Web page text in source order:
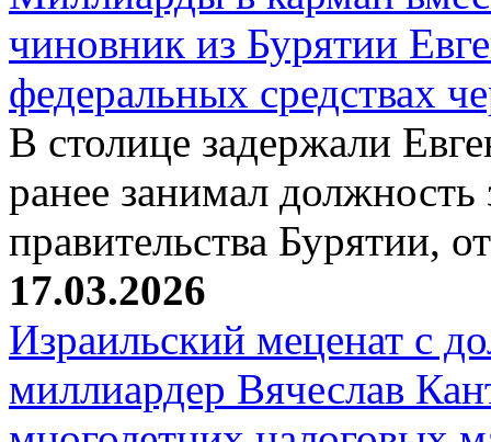
чиновник из Бурятии
федеральных средствах
В столице задержали
ранее занимал должность
правительства Бурятии,
17.03.2026
Израильский меценат с
миллиардер Вячеслав